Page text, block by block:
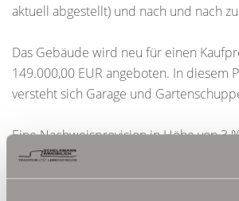
aktuell abgestellt) und nach und nach
Das Gebäude wird neu für einen
149.000,00 EUR angeboten. In diesem
versteht sich Garage und
Eine Nachweisprovision in Höhe von 3
des endgültigen Kaufpreises ist vom
des Kaufvertrages zu zahlen.